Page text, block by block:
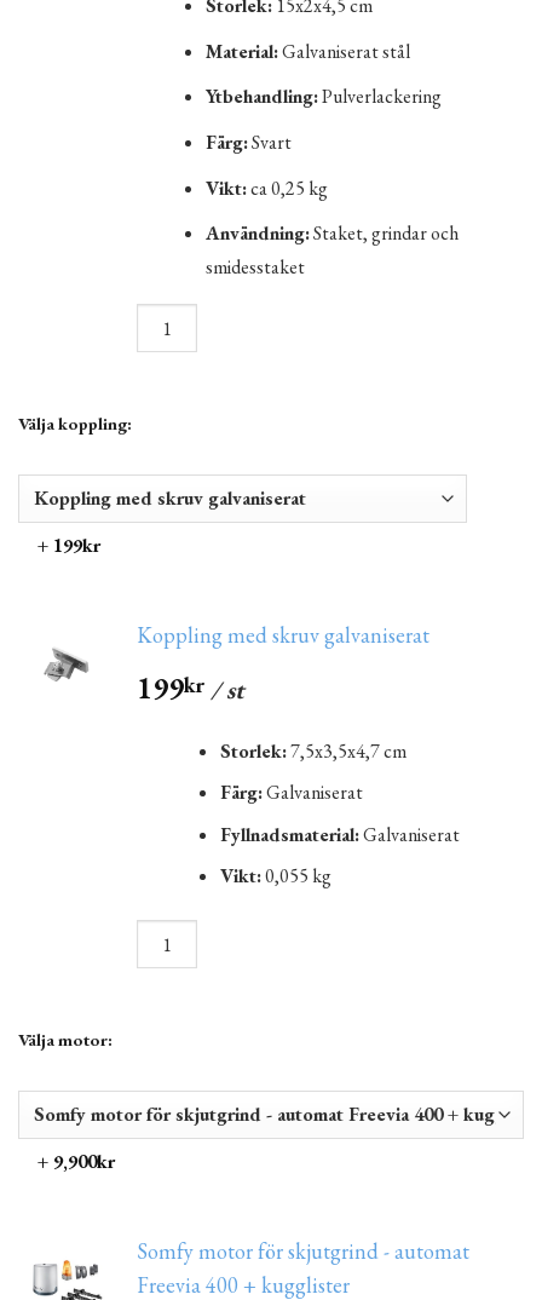
Storlek: 15x2x4,5 cm
Material:Galvaniserat stål
Ytbehandling:Pulverlackering
Färg:Svart
Vikt:ca 0,25 kg
Användning:Staket, grindar och
smidesstaket
Välja koppling:
+ 199kr
Koppling med skruv galvaniserat
199kr / st
Storlek:7,5x3,5x4,7 cm
Färg:Galvaniserat
Fyllnadsmaterial:Galvaniserat
Vikt:0,055 kg
Välja motor:
+ 9,900kr
Somfy motor för skjutgrind - automat
Freevia 400 + kugglister